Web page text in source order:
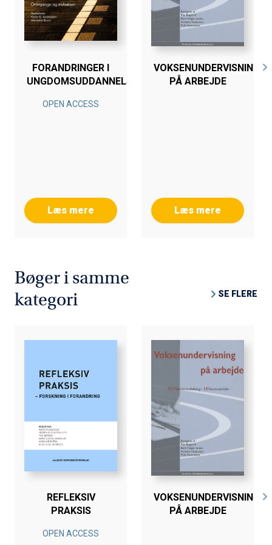
FORANDRINGER I
UNGDOMSUDDANNELSERNE
OPEN ACCESS
Læs mere
VOKSENUNDERVISNING
PÅ ARBEJDE
Læs mere
Bøger i samme
kategori
SE FLERE
REFLEKSIV
PRAKSIS
OPEN ACCESS
VOKSENUNDERVISNING
PÅ ARBEJDE